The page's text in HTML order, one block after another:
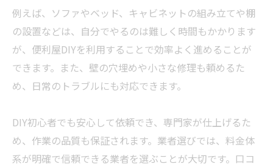
例えば、ソファやベッド、キャビネットの組み立てや棚
の設置などは、自分でやるのは難しく時間もかかります
が、便利屋DIYを利用することで効率よく進めることが
できます。また、壁の穴埋めや小さな修理も頼めるた
め、日常のトラブルにも対応できます。
DIY初心者でも安心して依頼でき、専門家が仕上げるた
め、作業の品質も保証されます。 業者選びでは、料金体
系が明確で信頼できる業者を選ぶことが大切です。口コ